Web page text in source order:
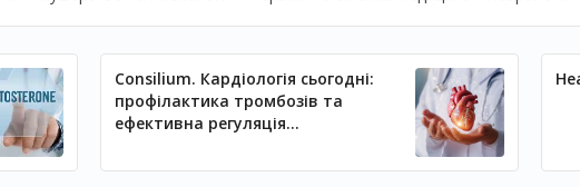
Consilium. Кардіологія сьогодні:
профілактика тромбозів та
ефективна регуляція